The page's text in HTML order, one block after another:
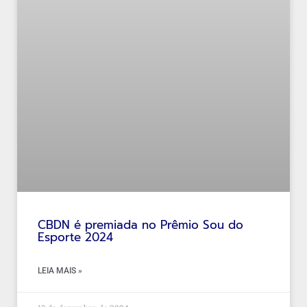
CBDN é premiada no Prêmio Sou do
Esporte 2024
LEIA MAIS »